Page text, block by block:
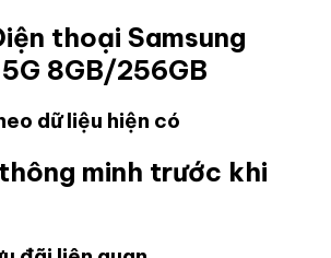
thoại Samsung
8GB/256GB
dữ liệu hiện có
minh trước khi